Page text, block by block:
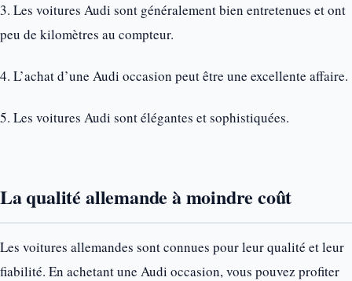
3. Les voitures Audi sont généralement bien entretenues et ont
peu de kilomètres au compteur.
4. L’achat d’une Audi occasion peut être une excellente affaire.
5. Les voitures Audi sont élégantes et sophistiquées.
La qualité allemande à moindre coût
Les voitures allemandes sont connues pour leur qualité et leur
fiabilité. En achetant une Audi occasion, vous pouvez profiter